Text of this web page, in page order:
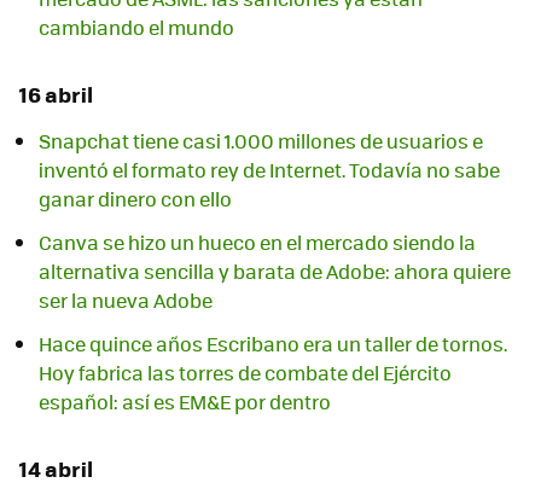
cambiando el mundo
16 abril
Snapchat tiene casi 1.000 millones de usuarios e
inventó el formato rey de Internet. Todavía no sabe
ganar dinero con ello
Canva se hizo un hueco en el mercado siendo la
alternativa sencilla y barata de Adobe: ahora quiere
ser la nueva Adobe
Hace quince años Escribano era un taller de tornos.
Hoy fabrica las torres de combate del Ejército
español: así es EM&E por dentro
14 abril